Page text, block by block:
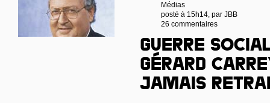
Médias
posté à 15h14, par JBB
26 commentaires
Guerre
Gérard
jamais